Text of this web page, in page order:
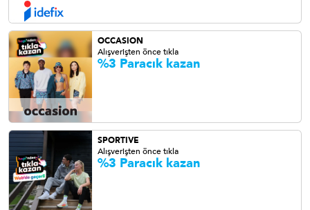
OCCASION
Alışverişten önce tıkla
%3 Paracık kazan
SPORTIVE
Alışverişten önce tıkla
%3 Paracık kazan